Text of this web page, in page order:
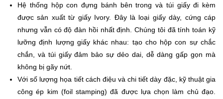
Hệ thống hộp con đựng bánh bên trong và túi giấy đi kèm
được sản xuất từ giấy Ivory. Đây là loại giấy dày, cứng cáp
nhưng vẫn có độ đàn hồi nhất định. Chúng tôi đã tính toán kỹ
lưỡng định lượng giấy khác nhau: tạo cho hộp con sự chắc
chắn, và túi giấy đảm bảo sự dẻo dai, dễ dàng gấp gọn mà
không bị gãy nứt.
Với số lượng họa tiết cách điệu và chi tiết dày đặc, kỹ thuật gia
công ép kim (foil stamping) đã được lựa chọn làm chủ đạo.